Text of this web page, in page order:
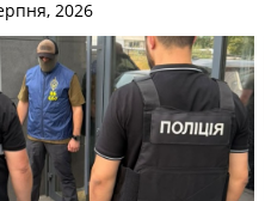
2026